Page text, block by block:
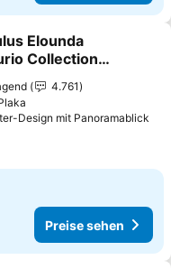
hinzufügen
Elounda
Collection
4.761
Design mit Panoramablick
Preise sehen